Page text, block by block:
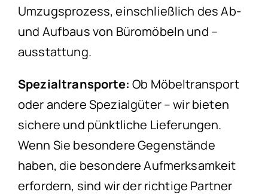
Umzugsprozess, einschließlich des Ab-
und Aufbaus von Büromöbeln und –
ausstattung.
Spezialtransporte: Ob Möbeltransport
oder andere Spezialgüter – wir bieten
sichere und pünktliche Lieferungen.
Wenn Sie besondere Gegenstände
haben, die besondere Aufmerksamkeit
erfordern, sind wir der richtige Partner